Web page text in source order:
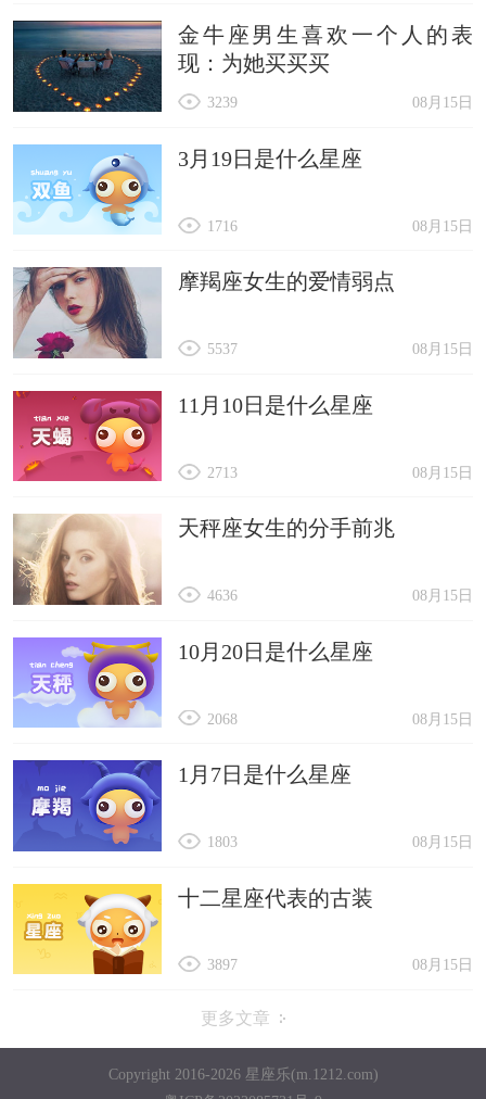
金牛座男生喜欢一个人的表
现：为她买买买
08月15日
3239
3月19日是什么星座
08月15日
1716
摩羯座女生的爱情弱点
08月15日
5537
11月10日是什么星座
08月15日
2713
天秤座女生的分手前兆
08月15日
4636
10月20日是什么星座
08月15日
2068
1月7日是什么星座
08月15日
1803
十二星座代表的古装
08月15日
3897
更多文章
Copyright 2016-2026 星座乐(m.1212.com)